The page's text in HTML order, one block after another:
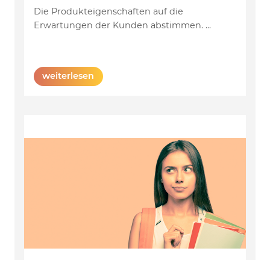
Die Produkteigenschaften auf die
Erwartungen der Kunden abstimmen. ...
weiterlesen